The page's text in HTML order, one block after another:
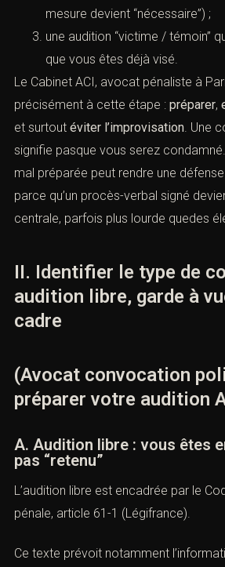
mesure devient “nécessaire”) ;
une audition “victime / témoin”
que vous êtes déjà visé.
Le Cabinet ACI, avocat pénaliste à
précisément à cette étape : préparer,
et surtout éviter l’improvisation. Une
signifie pasque vous serez
mal préparée peut rendre une
parce qu’un procès-verbal signé
centrale, parfois plus lourde quedes
II. Identifier le type de
audition libre, garde à
cadre
(Avocat convocation
préparer votre audition
A. Audition libre : vous êtes
pas “retenu”
L’audition libre est encadrée par le
pénale, article 61-1 (Légifrance).
Ce texte prévoit notamment